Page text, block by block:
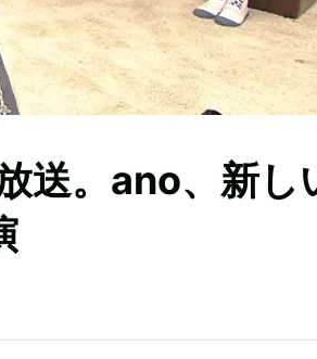
送。ano、新し